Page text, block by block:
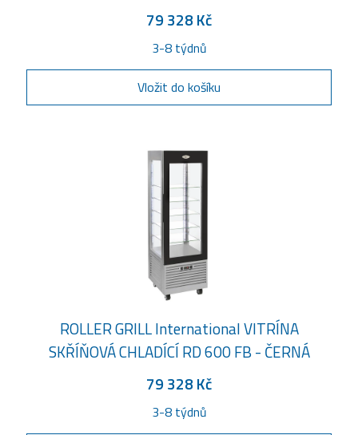
79 328 Kč
3-8 týdnů
Vložit do košíku
ROLLER GRILL International VITRÍNA
SKŘÍŇOVÁ CHLADÍCÍ RD 600 FB - ČERNÁ
79 328 Kč
3-8 týdnů